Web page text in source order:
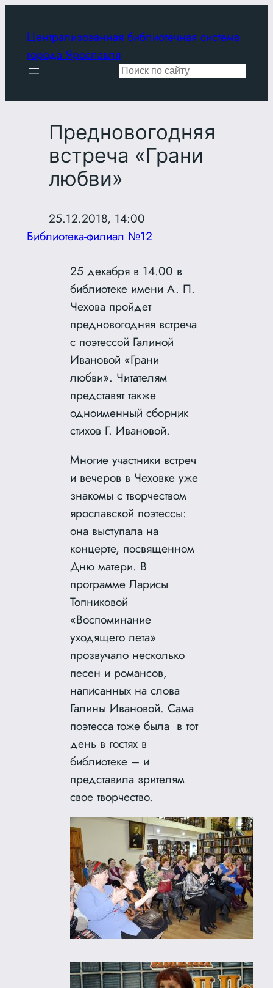
содержимому
Централизованная библиотечная система
города Ярославля
Поиск
Предновогодняя
встреча «Грани
любви»
25.12.2018, 14:00
Библиотека-филиал №12
25 декабря в 14.00 в
библиотеке имени А. П.
Чехова пройдет
предновогодняя встреча
с поэтессой Галиной
Ивановой «Грани
любви». Читателям
представят также
одноименный сборник
стихов Г. Ивановой.
Многие участники встреч
и вечеров в Чеховке уже
знакомы с творчеством
ярославской поэтессы:
она выступала на
концерте, посвященном
Дню матери. В
программе Ларисы
Топниковой
«Воспоминание
уходящего лета»
прозвучало несколько
песен и романсов,
написанных на слова
Галины Ивановой. Сама
поэтесса тоже была в тот
день в гостях в
библиотеке – и
представила зрителям
свое творчество.